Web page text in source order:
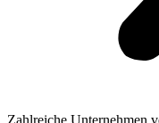
Zahlreiche Unternehmen